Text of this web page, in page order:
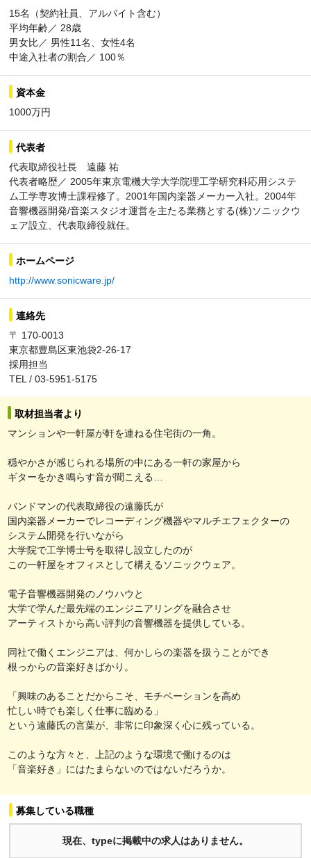
15名（契約社員、アルバイト含む）
平均年齢／ 28歳
男女比／ 男性11名、女性4名
中途入社者の割合／ 100％
資本金
1000万円
代表者
代表取締役社長 遠藤 祐
代表者略歴／ 2005年東京電機大学大学院理工学研究科応用システ
ム工学専攻博士課程修了。2001年国内楽器メーカー入社。2004年
音響機器開発/音楽スタジオ運営を主たる業務とする(株)ソニックウ
ェア設立、代表取締役就任。
ホームページ
http://www.sonicware.jp/
連絡先
〒 170-0013
東京都豊島区東池袋2-26-17
採用担当
TEL / 03-5951-5175
取材担当者より
マンションや一軒屋が軒を連ねる住宅街の一角。
穏やかさが感じられる場所の中にある一軒の家屋から
ギターをかき鳴らす音が聞こえる…
バンドマンの代表取締役の遠藤氏が
国内楽器メーカーでレコーディング機器やマルチエフェクターの
システム開発を行いながら
大学院で工学博士号を取得し設立したのが
この一軒屋をオフィスとして構えるソニックウェア。
電子音響機器開発のノウハウと
大学で学んだ最先端のエンジニアリングを融合させ
アーティストから高い評判の音響機器を提供している。
同社で働くエンジニアは、何かしらの楽器を扱うことができ
根っからの音楽好きばかり。
「興味のあることだからこそ、モチベーションを高め
忙しい時でも楽しく仕事に臨める」
という遠藤氏の言葉が、非常に印象深く心に残っている。
このような方々と、上記のような環境で働けるのは
「音楽好き」にはたまらないのではないだろうか。
募集している職種
現在、typeに掲載中の求人はありません。